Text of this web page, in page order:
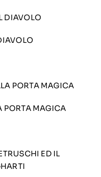
PORTA MAGICA